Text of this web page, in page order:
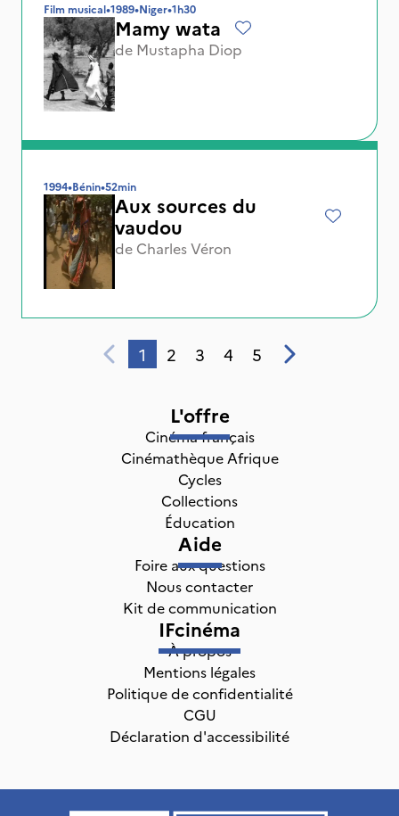
Film musical•1989•Niger•1h30
Mamy wata
de Mustapha Diop
1994•Bénin•52min
Aux sources du
vaudou
de Charles Véron
1 2 3 4 5
L'offre
Cinéma français
Cinémathèque Afrique
Cycles
Collections
Éducation
Aide
Foire aux questions
Nous contacter
Kit de communication
IFcinéma
À propos
Mentions légales
Politique de confidentialité
CGU
Déclaration d'accessibilité